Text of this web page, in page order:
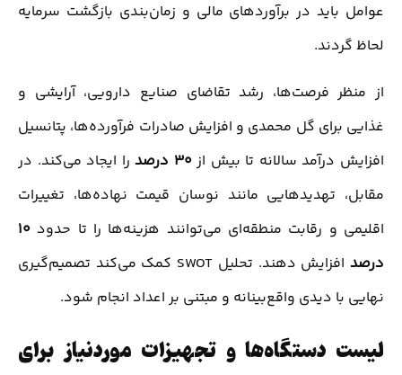
عوامل باید در برآوردهای مالی و زمان‌بندی بازگشت سرمایه
لحاظ گردند.
از منظر فرصت‌ها، رشد تقاضای صنایع دارویی، آرایشی و
غذایی برای گل محمدی و افزایش صادرات فرآورده‌ها، پتانسیل
افزایش درآمد سالانه تا بیش از۳۰ درصد
را ایجاد می‌کند. در
مقابل، تهدیدهایی مانند نوسان قیمت نهاده‌ها، تغییرات
اقلیمی و رقابت منطقه‌ای می‌توانند هزینه‌ها را تا حدود ۱۰
درصد
افزایش دهند. تحلیل SWOT کمک می‌کند تصمیم‌گیری
نهایی با دیدی واقع‌بینانه و مبتنی بر اعداد انجام شود.
لیست دستگاه‌ها و تجهیزات موردنیاز برای